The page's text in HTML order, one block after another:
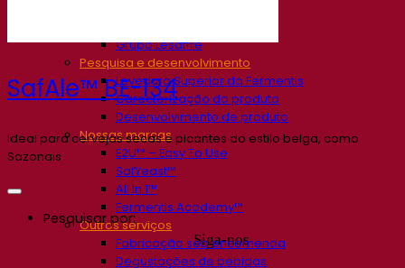
Grupo Lesaffre
Pesquisa e desenvolvimento
Levedura Superior da Fermentis
Caracterização do produto
Desenvolvimento de produto
Nossas marcas
E2U™ – Easy To Use
SafYeast™
All In 1™
Fermentis Academy™
Outros serviços
Fabricação sob encomenda
Degustações de bebidas
SafAle™ BE-134
Ideal para cervejas secas e picantes do estilo belga, como
Sazonais
Siga-nos
Pesquisar por: